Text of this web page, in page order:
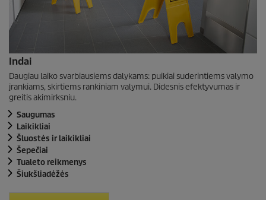
Indai
Daugiau laiko svarbiausiems dalykams: puikiai suderintiems valymo
įrankiams, skirtiems rankiniam valymui. Didesnis efektyvumas ir
greitis akimirksniu.
Saugumas
Laikikliai
Šluostės ir laikikliai
Šepečiai
Tualeto reikmenys
Šiukšliadėžės